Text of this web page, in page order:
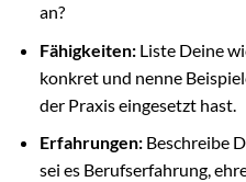
an?
Fähigkeiten:Liste Deine
konkret und nenne
der Praxis eingesetzt hast.
Erfahrungen:Beschreibe
sei es Berufserfahrung,